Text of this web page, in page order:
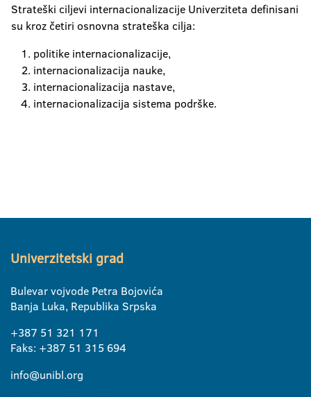
Razmjena studenata i osoblja
Stipendije i konkursi
Erazmus povelja
Strateški ciljevi internacionalizacije Univerziteta definisani
su kroz četiri osnovna strateška cilja:
politike internacionalizacije,
internacionalizacija nauke,
internacionalizacija nastave,
internacionalizacija sistema podrške.
Univerzitetski grad
Bulevar vojvode Petra Bojovića
Banja Luka, Republika Srpska
+387 51 321 171
Faks: +387 51 315 694
info@unibl.org